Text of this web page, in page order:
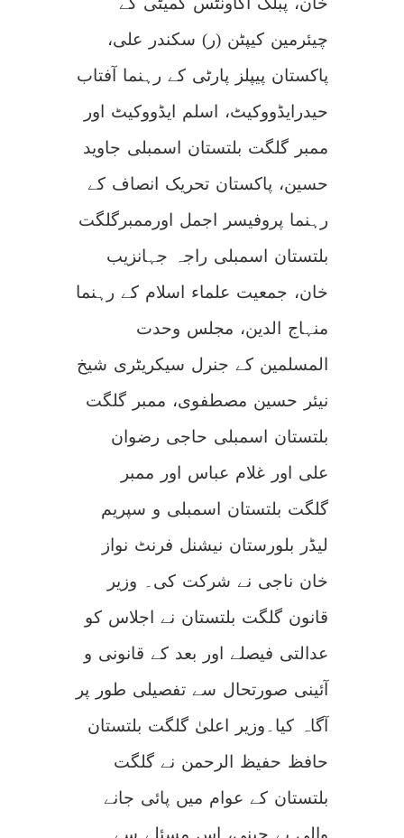
چیئرمین کیپٹن (ر) سکندر علی،
پاکستان پیپلز پارٹی کے رہنما آفتاب
حیدرایڈووکیٹ، اسلم ایڈووکیٹ اور
ممبر گلگت بلتستان اسمبلی جاوید
حسین، پاکستان تحریک انصاف کے
رہنما پروفیسر اجمل اورممبرگلگت
بلتستان اسمبلی راجہ جہانزیب
خان، جمعیت علماء اسلام کے رہنما
منہاج الدین، مجلس وحدت
المسلمین کے جنرل سیکریٹری شیخ
نیئر حسین مصطفوی، ممبر گلگت
بلتستان اسمبلی حاجی رضوان
علی اور غلام عباس اور ممبر
گلگت بلتستان اسمبلی و سپریم
لیڈر بلورستان نیشنل فرنٹ نواز
خان ناجی نے شرکت کی۔ وزیر
قانون گلگت بلتستان نے اجلاس کو
عدالتی فیصلے اور بعد کے قانونی و
آئینی صورتحال سے تفصیلی طور پر
آگاہ کیا۔وزیر اعلیٰ گلگت بلتستان
حافظ حفیظ الرحمن نے گلگت
بلتستان کے عوام میں پائی جانے
والی بے چینی، اس مسئلے سے